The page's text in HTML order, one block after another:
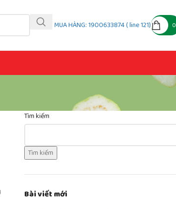
MUA HÀNG: 1900633874 ( line 121)
Tìm kiếm
Tìm kiếm
Bài viết mới